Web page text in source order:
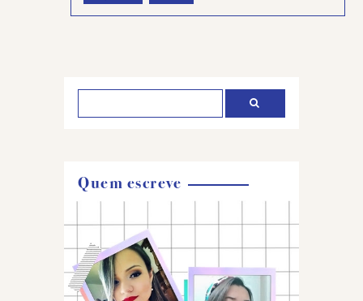
Quem escreve